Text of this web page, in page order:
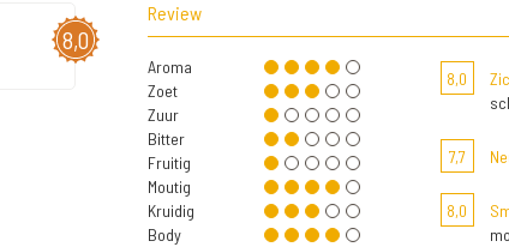
8,0
Review
Aroma
Zoet
Zuur
Bitter
Fruitig
Moutig
Kruidig
Body
8,0
7,7
8,0